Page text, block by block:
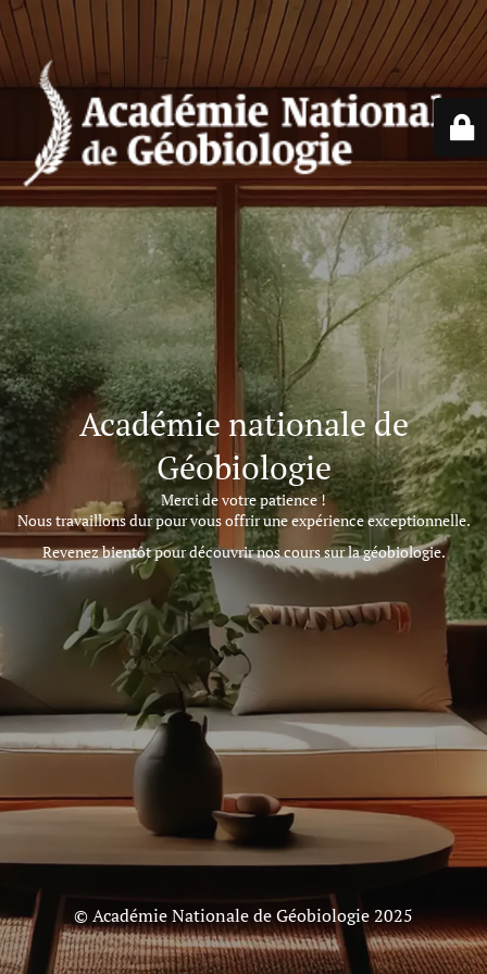
Académie nationale de
Géobiologie
Merci de votre patience !
Nous travaillons dur pour vous offrir une expérience exceptionnelle.
Revenez bientôt pour découvrir nos cours sur la géobiologie.
© Académie Nationale de Géobiologie 2025